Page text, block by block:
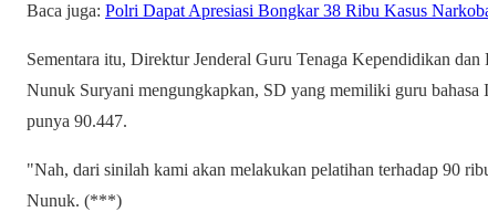
Baca juga: Polri Dapat Apresiasi Bongkar 38 Ribu Kasus
Sementara itu, Direktur Jenderal Guru Tenaga Kependidikan
Nunuk Suryani mengungkapkan, SD yang memiliki guru bahasa
punya 90.447.
"Nah, dari sinilah kami akan melakukan pelatihan terhadap 90
Nunuk. (***)